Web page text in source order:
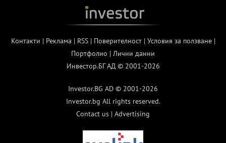
Контакти | Реклама | RSS| Поверителност| Условия за ползване|
Портфолио | Лични данни
Инвестор.БГ АД © 2001-2026
Investor.BG AD © 2001-2026
Investor.bg All rights reserved.
Contact us | Advertising